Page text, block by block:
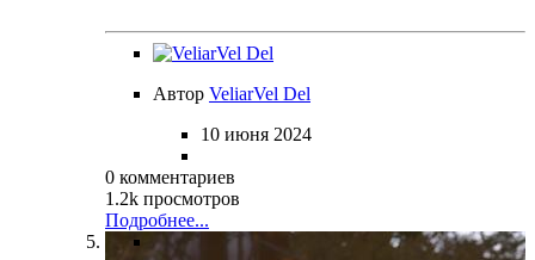
Автор VeliarVel Del
10 июня 2024
0 комментариев
1.2k просмотров
Подробнее...